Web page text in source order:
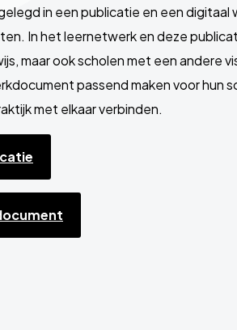
in een publicatie en een digitaal
In het leernetwerk en deze
maar ook scholen met een andere
passend maken voor hun
met elkaar verbinden.